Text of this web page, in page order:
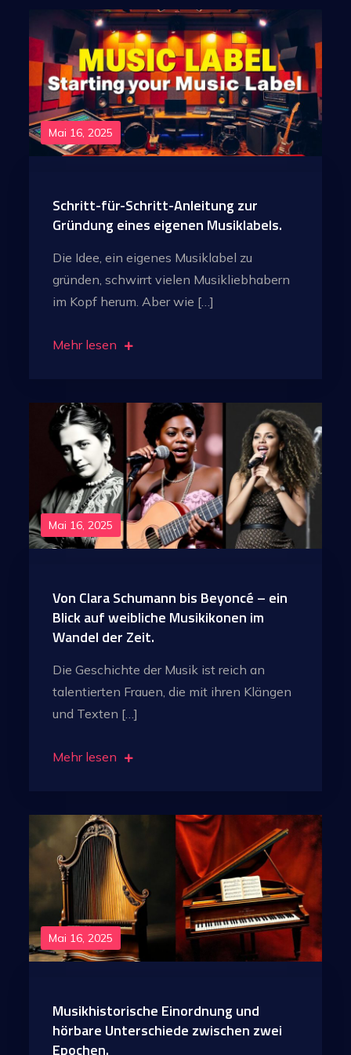
Mai 16, 2025
Schritt-für-Schritt-Anleitung zur
Gründung eines eigenen Musiklabels.
Die Idee, ein eigenes Musiklabel zu
gründen, schwirrt vielen Musikliebhabern
im Kopf herum. Aber wie […]
Mehr lesen
Mai 16, 2025
Von Clara Schumann bis Beyoncé – ein
Blick auf weibliche Musikikonen im
Wandel der Zeit.
Die Geschichte der Musik ist reich an
talentierten Frauen, die mit ihren Klängen
und Texten […]
Mehr lesen
Mai 16, 2025
Musikhistorische Einordnung und
hörbare Unterschiede zwischen zwei
Epochen.